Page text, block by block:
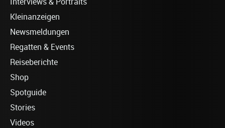
Kleinanzeigen
Newsmeldungen
Regatten & Events
Reiseberichte
Shop
Spotguide
Stories
Videos